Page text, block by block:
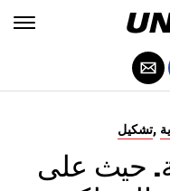
تشكيل,
حيث على